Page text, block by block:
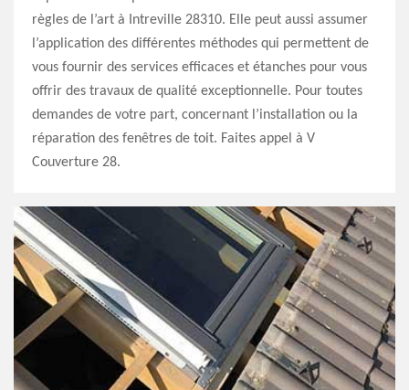
règles de l’art à Intreville 28310. Elle peut aussi assumer
l’application des différentes méthodes qui permettent de
vous fournir des services efficaces et étanches pour vous
offrir des travaux de qualité exceptionnelle. Pour toutes
demandes de votre part, concernant l’installation ou la
réparation des fenêtres de toit. Faites appel à V
Couverture 28.